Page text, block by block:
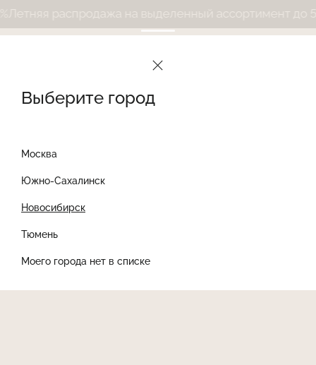
Выберите город
Москва
Южно-Сахалинск
Новосибирск
Тюмень
Моего города нет в списке
распродажа на выделенный ассортимент до 50%